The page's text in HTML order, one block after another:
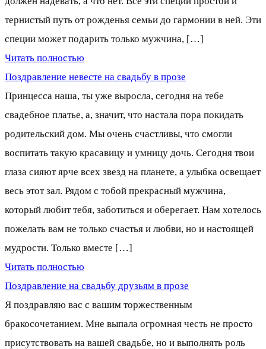
тернистый путь от рожденья семьи до гармонии в ней. Эти
специи может подарить только мужчина, […]
Читать полностью
Поздравление невесте на свадьбу в прозе
Принцесса наша, ты уже выросла, сегодня на тебе
свадебное платье, а, значит, что настала пора покидать
родительский дом. Мы очень счастливы, что смогли
воспитать такую красавицу и умницу дочь. Сегодня твои
глаза сияют ярче всех звезд на планете, а улыбка освещает
весь этот зал. Рядом с тобой прекрасный мужчина,
который любит тебя, заботиться и оберегает. Нам хотелось
пожелать вам не только счастья и любви, но и настоящей
мудрости. Только вместе […]
Читать полностью
Поздравление на свадьбу друзьям в прозе
Я поздравляю вас с вашим торжественным
бракосочетанием. Мне выпала огромная честь не просто
присутствовать на вашей свадьбе, но и выполнять роль